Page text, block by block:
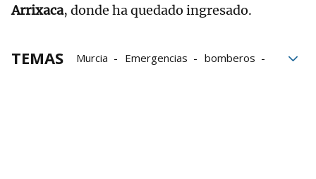
Arrixaca, donde ha quedado ingresado.
TEMAS Murcia Emergencias
bomberos